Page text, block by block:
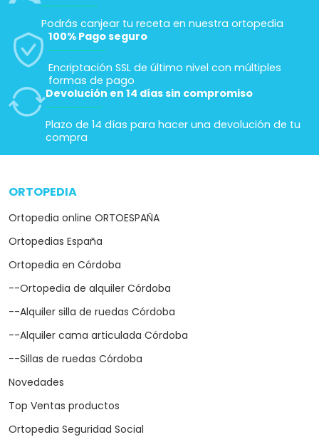
Podrás canjear tu receta en nuestra ortopedia
100% Pago seguro
Encriptación SSL de último nivel con múltiples
formas de pago
Devolución en 14 días sin compromiso
Plazo de 14 días para hacer una devolución de tu
compra
ORTOPEDIA
Ortopedia online ORTOESPAÑA
Ortopedias España
Ortopedia en Córdoba
--Ortopedia de alquiler Córdoba
--Alquiler silla de ruedas Córdoba
--Alquiler cama articulada Córdoba
--Sillas de ruedas Córdoba
Novedades
Top Ventas productos
Ortopedia Seguridad Social